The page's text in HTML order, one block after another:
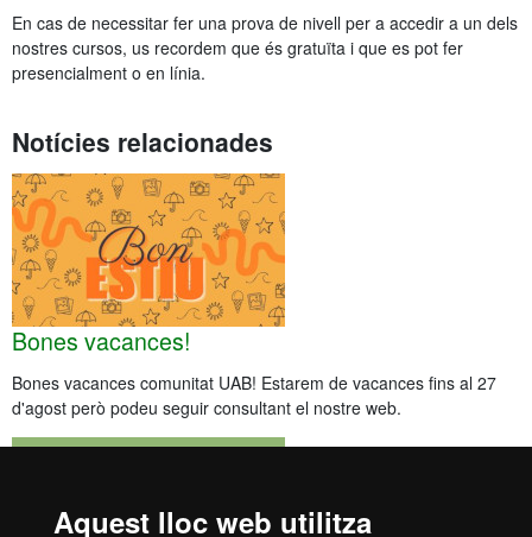
Aquest lloc web utilitza
En cas de necessitar fer una prova de nivell per a accedir a un dels
nostres cursos, us recordem que és gratuïta i que es pot fer
presencialment o en línia.
Notícies relacionades
Bones vacances!
Bones vacances comunitat UAB! Estarem de vacances fins al 27
d'agost però podeu seguir consultant el nostre web.